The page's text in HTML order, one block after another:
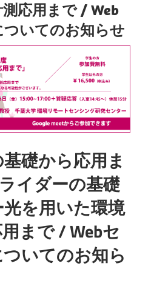
応用まで / Web
いてのお知らせ
基礎から応用ま
イダーの基礎
を用いた環境
まで / Webセ
いてのお知ら